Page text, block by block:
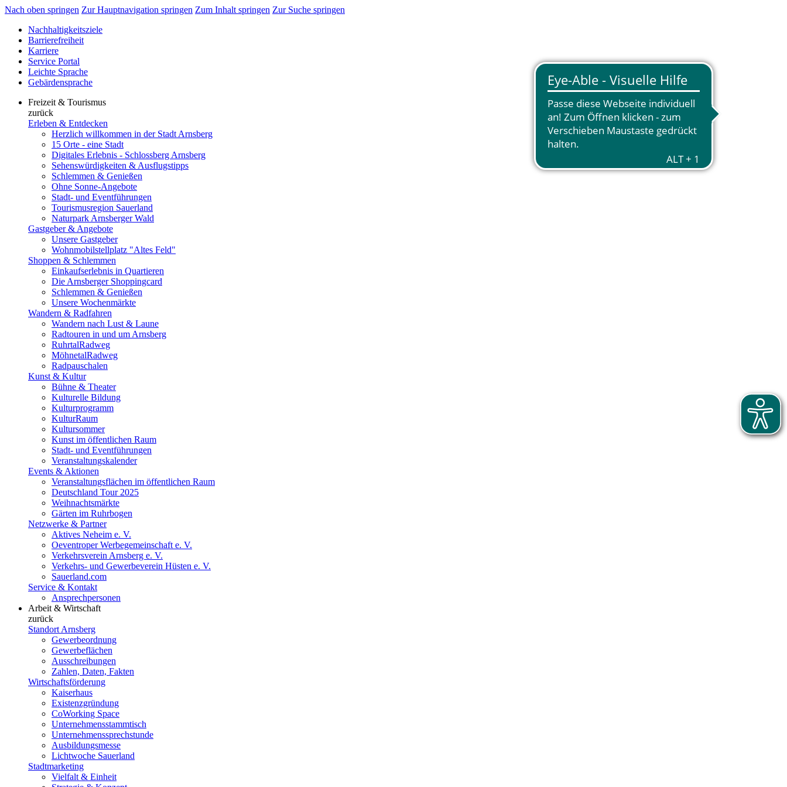
Nach oben springen Zur Hauptnavigation springen Zum Inhalt springen Zur Suche springen
Nachhaltigkeitsziele
Barrierefreiheit
Karriere
Service Portal
Leichte Sprache
Gebärdensprache
Freizeit & Tourismus
zurück
Erleben & Entdecken
Herzlich willkommen in der Stadt Arnsberg
15 Orte - eine Stadt
Digitales Erlebnis - Schlossberg Arnsberg
Sehenswürdigkeiten & Ausflugstipps
Schlemmen & Genießen
Ohne Sonne-Angebote
Stadt- und Eventführungen
Tourismusregion Sauerland
Naturpark Arnsberger Wald
Gastgeber & Angebote
Unsere Gastgeber
Wohnmobilstellplatz "Altes Feld"
Shoppen & Schlemmen
Einkaufserlebnis in Quartieren
Die Arnsberger Shoppingcard
Schlemmen & Genießen
Unsere Wochenmärkte
Wandern & Radfahren
Wandern nach Lust & Laune
Radtouren in und um Arnsberg
RuhrtalRadweg
MöhnetalRadweg
Radpauschalen
Kunst & Kultur
Bühne & Theater
Kulturelle Bildung
Kulturprogramm
KulturRaum
Kultursommer
Kunst im öffentlichen Raum
Stadt- und Eventführungen
Veranstaltungskalender
Events & Aktionen
Veranstaltungsflächen im öffentlichen Raum
Deutschland Tour 2025
Weihnachtsmärkte
Gärten im Ruhrbogen
Netzwerke & Partner
Aktives Neheim e. V.
Oeventroper Werbegemeinschaft e. V.
Verkehrsverein Arnsberg e. V.
Verkehrs- und Gewerbeverein Hüsten e. V.
Sauerland.com
Service & Kontakt
Ansprechpersonen
Arbeit & Wirtschaft
zurück
Standort Arnsberg
Gewerbeordnung
Gewerbeflächen
Ausschreibungen
Zahlen, Daten, Fakten
Wirtschaftsförderung
Kaiserhaus
Existenzgründung
CoWorking Space
Unternehmensstammtisch
Unternehmenssprechstunde
Ausbildungsmesse
Lichtwoche Sauerland
Stadtmarketing
Vielfalt & Einheit